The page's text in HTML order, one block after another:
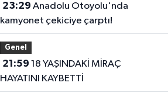
23:29
kamyonet çekiciye çarptı!
Genel
21:59
HAYATINI KAYBETTİ